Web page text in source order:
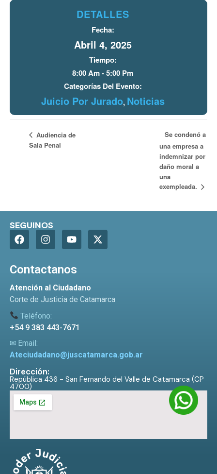
DETALLES
Fecha:
Abril 4, 2025
Tiempo:
8:00 Am - 5:00 Pm
Categorías Del Evento:
Juicio Por Jurado, Noticias
Audiencia de
Sala Penal
Se condenó a
una empresa a
indemnizar por
daño moral a
una
exempleada.
SEGUINOS
Contactanos
Atención al Ciudadano
Corte de Justicia de Catamarca
Teléfono:
+54 9 383 443-7671
✉ Email:
Ateciudadano@juscatamarca.gob.ar
Dirección:
República 436 - San Fernando del Valle de Catamarca (CP
4700)